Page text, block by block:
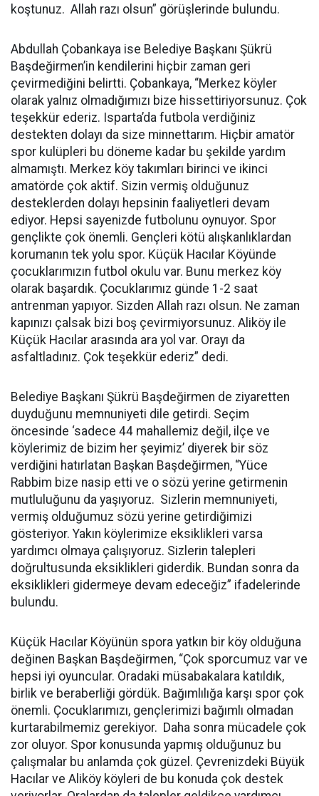
koştunuz. Allah razı olsun” görüşlerinde bulundu.
Abdullah Çobankaya ise Belediye Başkanı Şükrü
Başdeğirmen’in kendilerini hiçbir zaman geri
çevirmediğini belirtti. Çobankaya, “Merkez köyler
olarak yalnız olmadığımızı bize hissettiriyorsunuz. Çok
teşekkür ederiz. Isparta’da futbola verdiğiniz
destekten dolayı da size minnettarım. Hiçbir amatör
spor kulüpleri bu döneme kadar bu şekilde yardım
almamıştı. Merkez köy takımları birinci ve ikinci
amatörde çok aktif. Sizin vermiş olduğunuz
desteklerden dolayı hepsinin faaliyetleri devam
ediyor. Hepsi sayenizde futbolunu oynuyor. Spor
gençlikte çok önemli. Gençleri kötü alışkanlıklardan
korumanın tek yolu spor. Küçük Hacılar Köyünde
çocuklarımızın futbol okulu var. Bunu merkez köy
olarak başardık. Çocuklarımız günde 1-2 saat
antrenman yapıyor. Sizden Allah razı olsun. Ne zaman
kapınızı çalsak bizi boş çevirmiyorsunuz. Aliköy ile
Küçük Hacılar arasında ara yol var. Orayı da
asfaltladınız. Çok teşekkür ederiz” dedi.
Belediye Başkanı Şükrü Başdeğirmen de ziyaretten
duyduğunu memnuniyeti dile getirdi. Seçim
öncesinde ‘sadece 44 mahallemiz değil, ilçe ve
köylerimiz de bizim her şeyimiz’ diyerek bir söz
verdiğini hatırlatan Başkan Başdeğirmen, “Yüce
Rabbim bize nasip etti ve o sözü yerine getirmenin
mutluluğunu da yaşıyoruz. Sizlerin memnuniyeti,
vermiş olduğumuz sözü yerine getirdiğimizi
gösteriyor. Yakın köylerimize eksiklikleri varsa
yardımcı olmaya çalışıyoruz. Sizlerin talepleri
doğrultusunda eksiklikleri giderdik. Bundan sonra da
eksiklikleri gidermeye devam edeceğiz” ifadelerinde
bulundu.
Küçük Hacılar Köyünün spora yatkın bir köy olduğuna
değinen Başkan Başdeğirmen, “Çok sporcumuz var ve
hepsi iyi oyuncular. Oradaki müsabakalara katıldık,
birlik ve beraberliği gördük. Bağımlılığa karşı spor çok
önemli. Çocuklarımızı, gençlerimizi bağımlı olmadan
kurtarabilmemiz gerekiyor. Daha sonra mücadele çok
zor oluyor. Spor konusunda yapmış olduğunuz bu
çalışmalar bu anlamda çok güzel. Çevrenizdeki Büyük
Hacılar ve Aliköy köyleri de bu konuda çok destek